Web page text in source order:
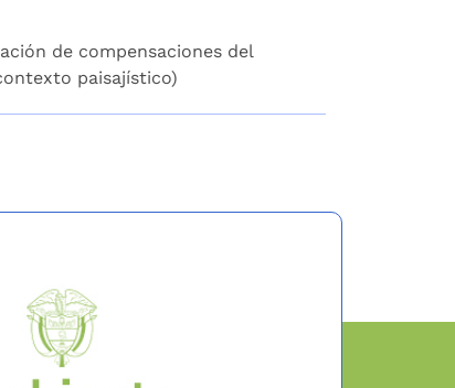
de compensaciones del
paisajístico)